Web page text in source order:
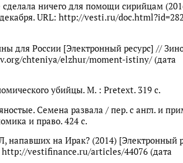
ничего для помощи сирийцам
URL: http://vesti.ru/
для России [Электронный ресурс] //
chteniya/elzhur/moment-istiny/ (дата
убийцы. М. : Pretext. 319 с.
Семена развала / пер. с англ. и
и право. 424 с.
напавших на Ирак? (2014) [Электронный
http://vestifinance.ru/articles/44076 (дата